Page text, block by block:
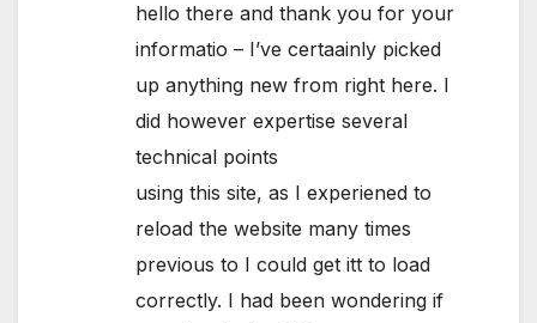
hello there and thank you for your
informatio – I’ve certaainly picked
up anything new from right here. I
did however expertise several
technical points
using this site, as I experiened to
reload the website many times
previous to I could get itt to load
correctly. I had been wondering if